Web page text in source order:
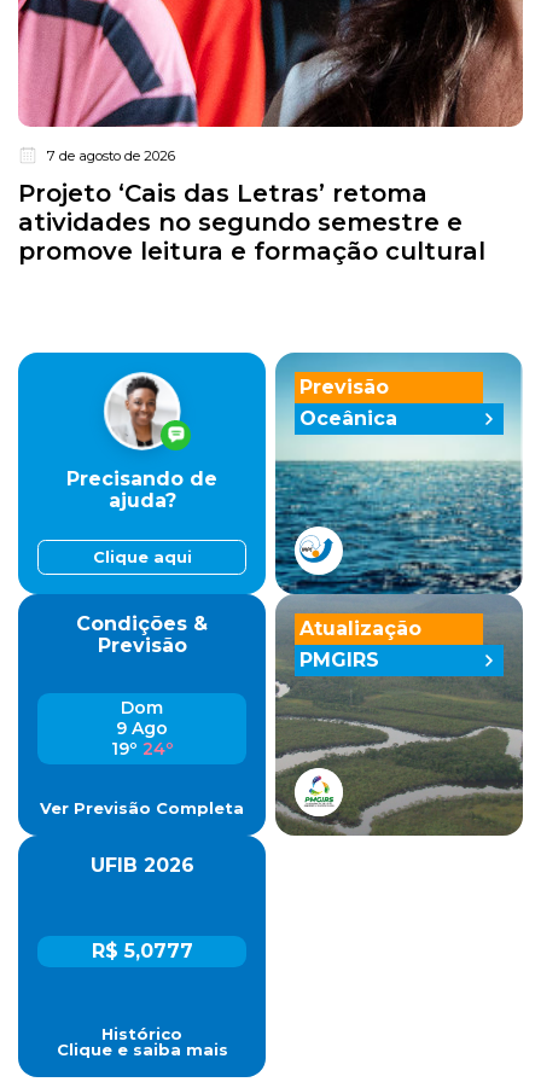
7 de agosto de 2026
Projeto ‘Cais das Letras’ retoma
atividades no segundo semestre e
promove leitura e formação cultural
Previsão
Oceânica
Precisando de
ajuda?
Clique aqui
Condições &
Previsão
Dom
9 Ago
19º 24º
Ver Previsão Completa
UFIB 2026
R$ 5,0777
Histórico
Clique e saiba mais
Atualização
PMGIRS